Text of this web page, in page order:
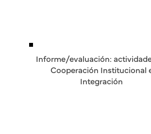
Informe/evaluación:
Cooperación Institucional
Integración